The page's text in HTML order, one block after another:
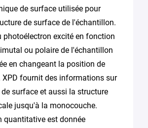
de surface utilisée pour
de surface de l'échantillon.
photoélectron excité en fonction
ou polaire de l'échantillon
en changeant la position de
XPD fournit des informations sur
surface et aussi la structure
jusqu'à la monocouche.
quantitative est donnée